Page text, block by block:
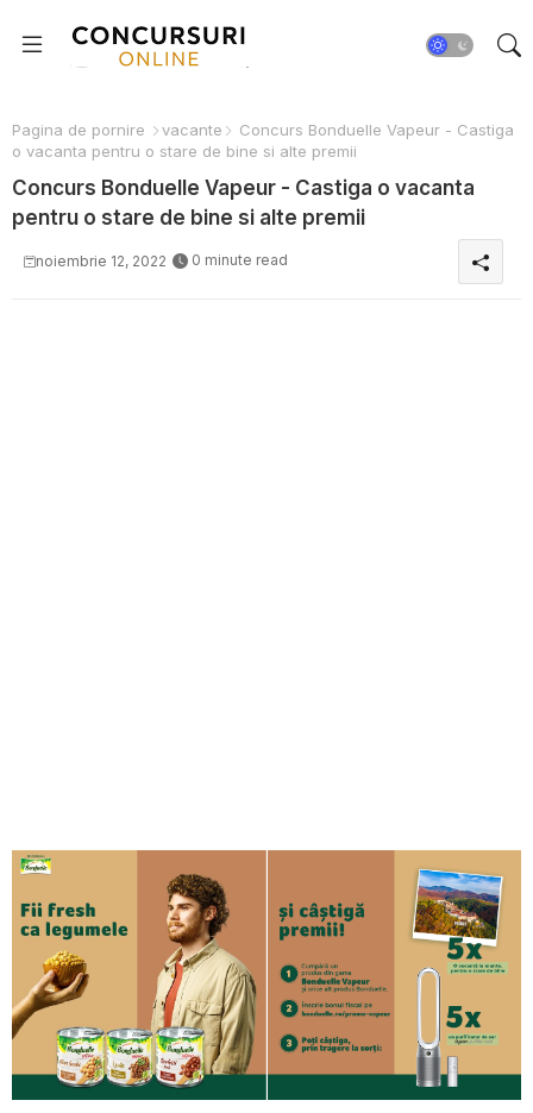
Pagina de pornire vacante
Concurs Bonduelle Vapeur - Castiga
o vacanta pentru o stare de bine si alte premii
Concurs Bonduelle Vapeur - Castiga o vacanta
pentru o stare de bine si alte premii
noiembrie 12, 2022 0 minute read